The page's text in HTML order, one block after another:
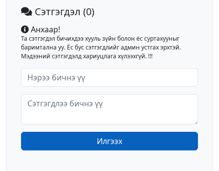
Сэтгэгдэл (0)
Анхаар!
Та сэтгэгдэл бичихдээ хууль зүйн болон ёс суртахууныг
баримтална уу. Ёс бус сэтгэгдлийг админ устгах эрхтэй.
Мэдээний сэтгэгдэлд хариуцлага хүлээхгүй. !!!
Илгээх